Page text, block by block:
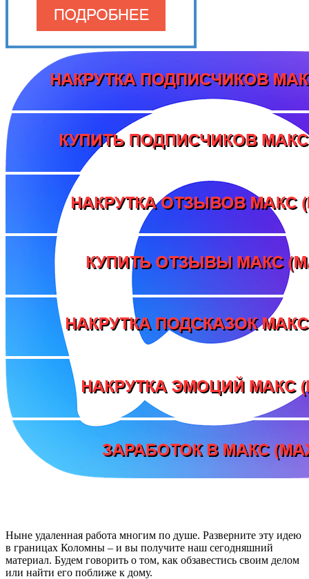
Ныне удаленная работа многим по душе. Разверните эту идею
в границах Коломны – и вы получите наш сегодняшний
материал. Будем говорить о том, как обзавестись своим делом
или найти его поближе к дому.